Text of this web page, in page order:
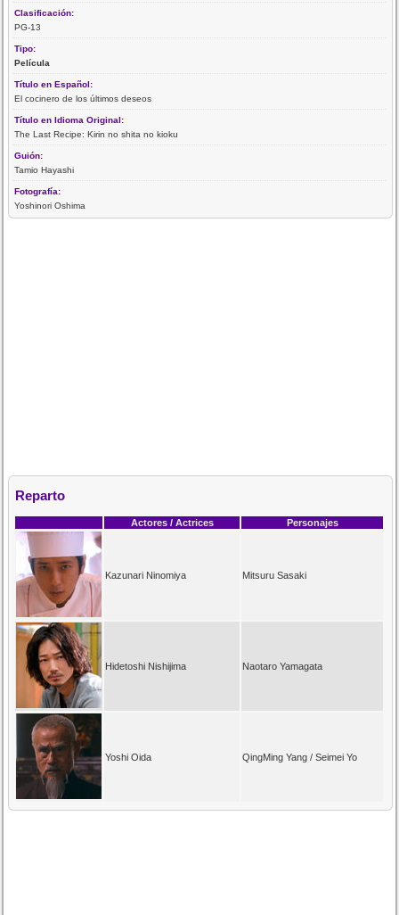
Clasificación:
PG-13
Tipo:
Película
Título en Español:
El cocinero de los últimos deseos
Título en Idioma Original:
The Last Recipe: Kirin no shita no kioku
Guión:
Tamio Hayashi
Fotografía:
Yoshinori Oshima
Reparto
Actores / Actrices Personajes
Kazunari Ninomiya Mitsuru Sasaki
Hidetoshi Nishijima Naotaro Yamagata
Yoshi Oida QingMing Yang / Seimei Yo